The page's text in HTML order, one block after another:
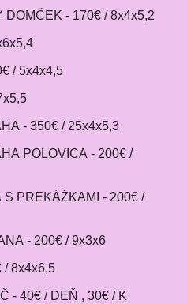
GABININ KÚZELNÝ DOMČEK - 170€ / 8x4x5,2
/ 5x4x4,5
- 350€ / 25x4x5,3
POLOVICA - 200€ /
S PREKÁŽKAMI - 200€ /
- 200€ / 9x3x6
/ 8x4x6,5
- 40€ / DEŇ , 30€ / K